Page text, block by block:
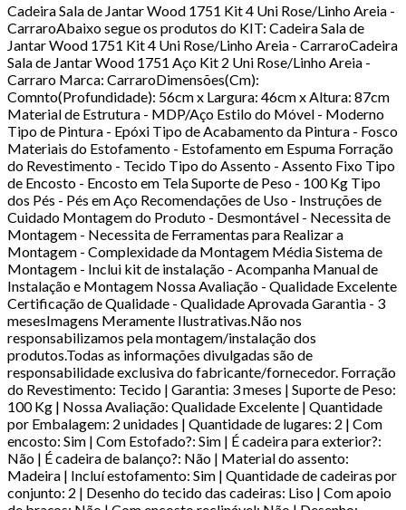
Cadeira Sala de Jantar Wood 1751 Kit 4 Uni Rose/Linho Areia -
CarraroAbaixo segue os produtos do KIT: Cadeira Sala de
Jantar Wood 1751 Kit 4 Uni Rose/Linho Areia - CarraroCadeira
Sala de Jantar Wood 1751 Aço Kit 2 Uni Rose/Linho Areia -
Carraro Marca: CarraroDimensões(Cm):
Comnto(Profundidade): 56cm x Largura: 46cm x Altura: 87cm
Material de Estrutura - MDP/Aço Estilo do Móvel - Moderno
Tipo de Pintura - Epóxi Tipo de Acabamento da Pintura - Fosco
Materiais do Estofamento - Estofamento em Espuma Forração
do Revestimento - Tecido Tipo do Assento - Assento Fixo Tipo
de Encosto - Encosto em Tela Suporte de Peso - 100 Kg Tipo
dos Pés - Pés em Aço Recomendações de Uso - Instruções de
Cuidado Montagem do Produto - Desmontável - Necessita de
Montagem - Necessita de Ferramentas para Realizar a
Montagem - Complexidade da Montagem Média Sistema de
Montagem - Inclui kit de instalação - Acompanha Manual de
Instalação e Montagem Nossa Avaliação - Qualidade Excelente
Certificação de Qualidade - Qualidade Aprovada Garantia - 3
mesesImagens Meramente Ilustrativas.Não nos
responsabilizamos pela montagem/instalação dos
produtos.Todas as informações divulgadas são de
responsabilidade exclusiva do fabricante/fornecedor. Forração
do Revestimento: Tecido | Garantia: 3 meses | Suporte de Peso:
100 Kg | Nossa Avaliação: Qualidade Excelente | Quantidade
por Embalagem: 2 unidades | Quantidade de lugares: 2 | Com
encosto: Sim | Com Estofado?: Sim | É cadeira para exterior?:
Não | É cadeira de balanço?: Não | Material do assento:
Madeira | Incluí estofamento: Sim | Quantidade de cadeiras por
conjunto: 2 | Desenho do tecido das cadeiras: Liso | Com apoio